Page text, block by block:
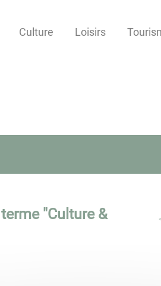
Culture Loisirs
"Culture &